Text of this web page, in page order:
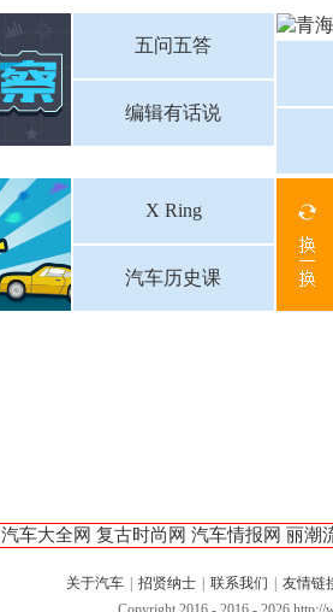
五问五答
编辑有话说
X Ring
汽车历史课
汽车大全网 复古时尚网 汽车情报网 丽潮
关于汽车 招贤纳士 联系我们
友情链